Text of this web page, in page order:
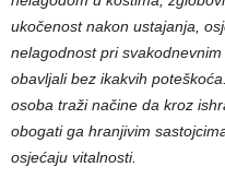
ukočenost nakon ustajanja,
nelagodnost pri
obavljali bez ikakvih
osoba traži načine da kroz
obogati ga hranjivim
osjećaju vitalnosti.